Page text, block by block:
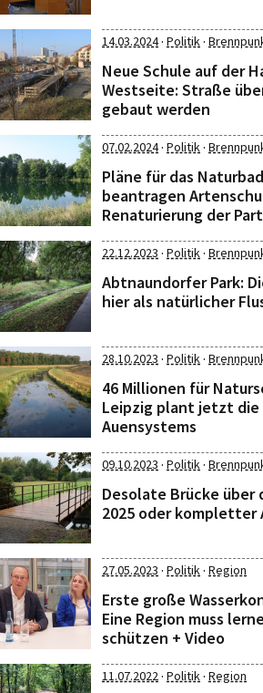
14.03.2024· Politik·
Neue Schule auf der
Westseite: Straße
gebaut werden
07.02.2024· Politik·
Pläne für das
beantragen
Renaturierung der
22.12.2023 · Politik·
Abtnaundorfer Park:
hier als natürlicher
28.10.2023 · Politik·
46 Millionen für
Leipzig plant jetzt die
Auensystems
09.10.2023 · Politik·
Desolate Brücke über
2025 oder kompletter
27.05.2023 · Politik· Region
Erste große
Eine Region muss
schützen + Video
11.07.2022· Politik· Region